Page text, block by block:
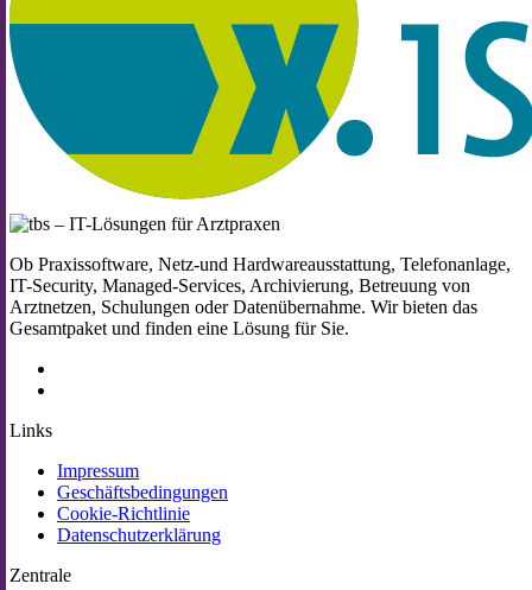
Ob Praxissoftware, Netz-und Hardwareausstattung, Telefonanlage,
IT-Security, Managed-Services, Archivierung, Betreuung von
Arztnetzen, Schulungen oder Datenübernahme. Wir bieten das
Gesamtpaket und finden eine Lösung für Sie.
Links
Impressum
Geschäftsbedingungen
Cookie-Richtlinie
Datenschutzerklärung
Zentrale